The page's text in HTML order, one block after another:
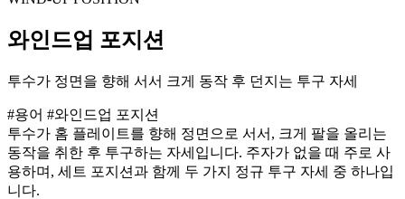
와인드업 포지션
투수가 정면을 향해 서서 크게 동작 후 던지는 투구 자세
#용어 #와인드업 포지션
투수가 홈 플레이트를 향해 정면으로 서서, 크게 팔을 올리는
동작을 취한 후 투구하는 자세입니다. 주자가 없을 때 주로 사
용하며, 세트 포지션과 함께 두 가지 정규 투구 자세 중 하나입
니다.